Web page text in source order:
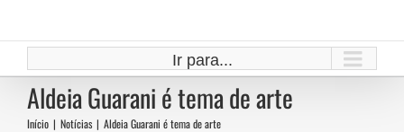
Ir para...
Aldeia Guarani é tema de arte
Início | Notícias | Aldeia Guarani é tema de arte